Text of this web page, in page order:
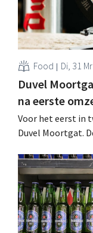
Food Di, 31
Duvel
na eerste
Voor het eerst in
Duvel Moortgat.
Moortgat gaat
mogelijk eigen